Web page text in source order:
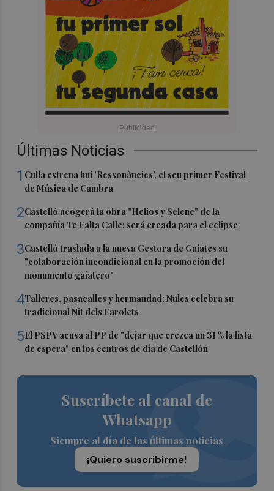
Últimas Noticias
1 Culla estrena hui 'Ressonàncies', el seu primer Festival
de Música de Cambra
2Castelló acogerá la obra "Helios y Selene" de la
compañía Te Falta Calle: será creada para el eclipse
3Castelló traslada a la nueva Gestora de Gaiates su
"colaboración incondicional en la promoción del
monumento gaiatero"
4Talleres, pasacalles y hermandad: Nules celebra su
tradicional Nit dels Farolets
5El PSPV acusa al PP de "dejar que crezca un 31 % la lista
de espera" en los centros de día de Castellón
Suscríbete al canal de
Whatsapp
Siempre al día de las últimas noticias
¡Quiero suscribirme!